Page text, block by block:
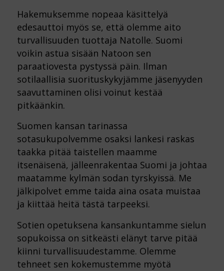
Hakemuksemme nopeaa käsittelyä
edesauttoi myös se, että olemme aito
turvallisuuden tuottaja Natolle. Suomi
voikin astua sisään Natoon sen
paraatiovesta pystyssä päin. Ilman
sotilaallisia suorituskykyjämme jäsenyyden
saavuttaminen olisi voinut kestää
pitkäänkin.
Suomen kansan tarinassa
sotasukupolvemme osaksi lankesi raskas
taakka pitää taistellen maamme
itsenäisenä, jälleenrakentaa Suomi ja johtaa
maatamme kylmän sodan tyrskyissä. Me
jälkipolvet emme taida aina osata muistaa
ja kiittää heitä tästä tarpeeksi.
Sotien opetuksena kansankuntamme sielun
sopukoissa on sitkeästi elänyt tarve pitää
kiinni turvallisuudestamme. Olemme
tehneet sen kokemustemme myötä